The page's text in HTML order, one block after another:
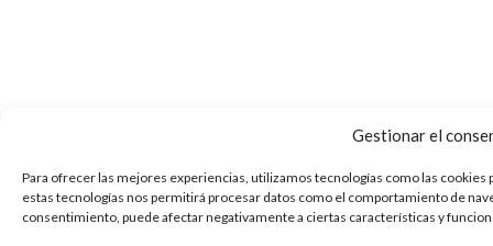
Gestionar el
Para ofrecer las mejores experiencias, utilizamos tecnologías como las
estas tecnologías nos permitirá procesar datos como el comportamiento de
consentimiento, puede afectar negativamente a ciertas características y